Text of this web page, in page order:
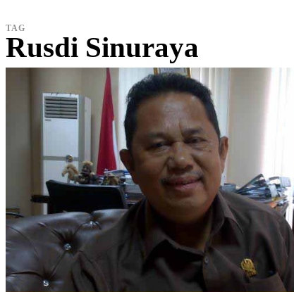
TAG
Rusdi Sinuraya